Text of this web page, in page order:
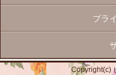
プラ
Copyright(c)